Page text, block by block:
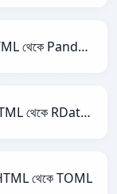
HTML থেকে PandasDataFrame
HTML থেকে RDataFrame
থেকে TOML